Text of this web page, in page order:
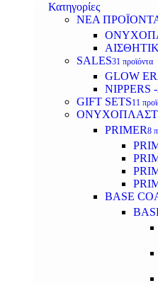
Κατηγορίες
ΝΕΑ
SALES31 προϊόντα
GLOW
NIPPERS
GIFT SETS11
PRIMER8
BASE